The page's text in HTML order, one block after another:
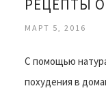
МАРТ 5, 2016
С помощью
похудения в